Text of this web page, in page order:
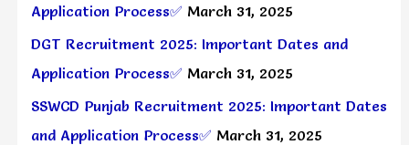
Application Process✅ March 31, 2025
DGT Recruitment 2025: Important Dates and
Application Process✅ March 31, 2025
SSWCD Punjab Recruitment 2025: Important Dates
and Application Process✅ March 31, 2025